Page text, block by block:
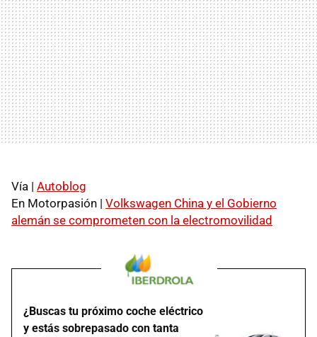
Vía | Autoblog
En Motorpasión | Volkswagen China y el Gobierno
alemán se comprometen con la electromovilidad
¿Buscas tu próximo coche eléctrico
y estás sobrepasado con tanta